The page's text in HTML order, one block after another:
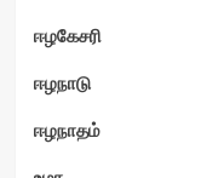
ஈழகேசரி
ஈழநாடு
ஈழநாதம்